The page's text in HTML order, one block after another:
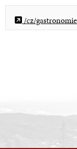
/cz/